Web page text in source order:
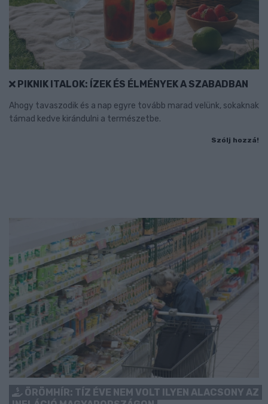
PIKNIK ITALOK: ÍZEK ÉS ÉLMÉNYEK A SZABADBAN
Ahogy tavaszodik és a nap egyre tovább marad velünk, sokaknak
támad kedve kirándulni a természetbe.
Szólj hozzá!
ÖRÖMHÍR: TÍZ ÉVE NEM VOLT ILYEN ALACSONY AZ